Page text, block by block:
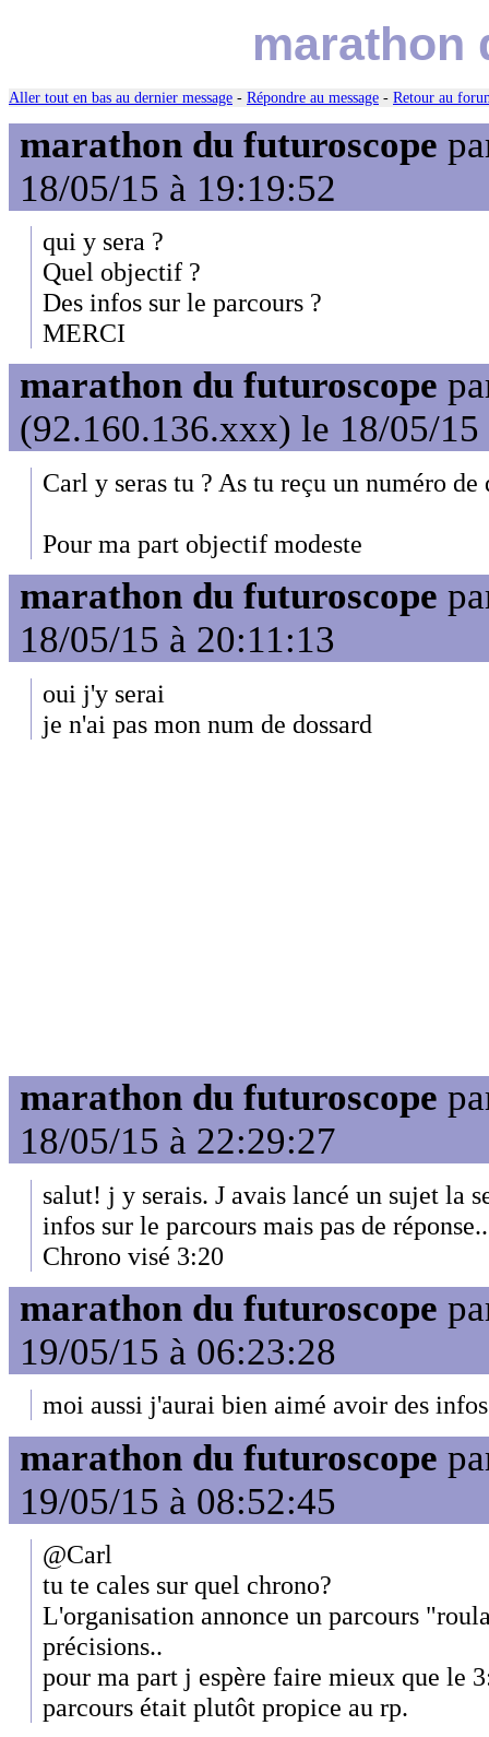
marathon
Aller tout en bas au dernier message - Répondre au message - Retour au
marathon du futuroscope
18/05/15 à 19:19:52
qui y sera ?
Quel objectif ?
Des infos sur le parcours ?
MERCI
marathon du futuroscope
(92.160.136.xxx) le 18/05/15
Carl y seras tu ? As tu reçu un numéro de
Pour ma part objectif modeste
marathon du futuroscope
18/05/15 à 20:11:13
oui j'y serai
je n'ai pas mon num de dossard
marathon du futuroscope
18/05/15 à 22:29:27
salut! j y serais. J avais lancé un sujet la
infos sur le parcours mais pas de réponse..
Chrono visé 3:20
marathon du futuroscope
19/05/15 à 06:23:28
moi aussi j'aurai bien aimé avoir des
marathon du futuroscope
19/05/15 à 08:52:45
@Carl
tu te cales sur quel chrono?
L'organisation annonce un parcours
précisions..
pour ma part j espère faire mieux que le
parcours était plutôt propice au rp.